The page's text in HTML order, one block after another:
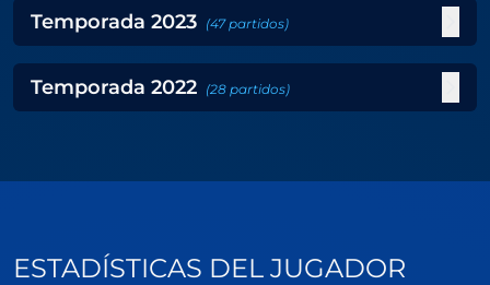
Temporada 2023 (47 partidos)
Temporada 2022 (28 partidos)
ESTADÍSTICAS DEL JUGADOR